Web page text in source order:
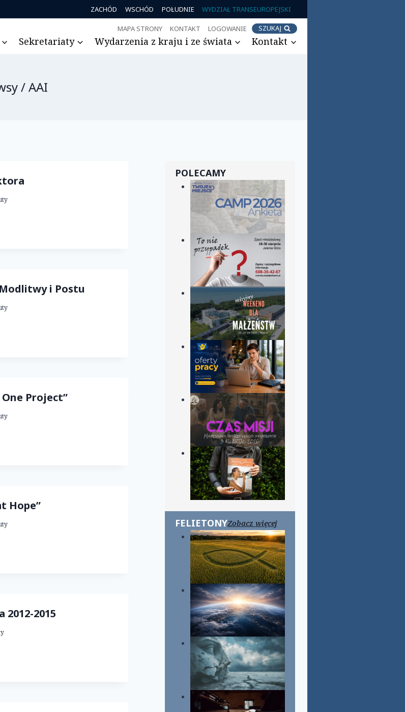
ZACHÓD WSCHÓD POŁUDNIE WYDZIAŁ TRANSEUROPEJSKI
MAPA STRONY KONTAKT LOGOWANIE SZUKAJ
Sekretariaty Wydarzenia z kraju i ze świata Kontakt
/ AAI
i Postu
Project”
Hope”
2015
POLECAMY
FELIETONYZobacz więcej